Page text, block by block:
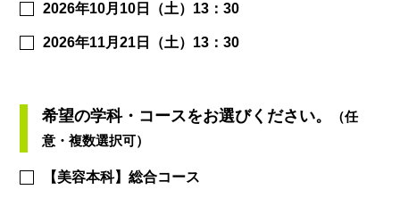
2026年10月10日（土）13：30
2026年11月21日（土）13：30
希望の学科・コースをお選びください。
（任
意・複数選択可）
【美容本科】総合コース